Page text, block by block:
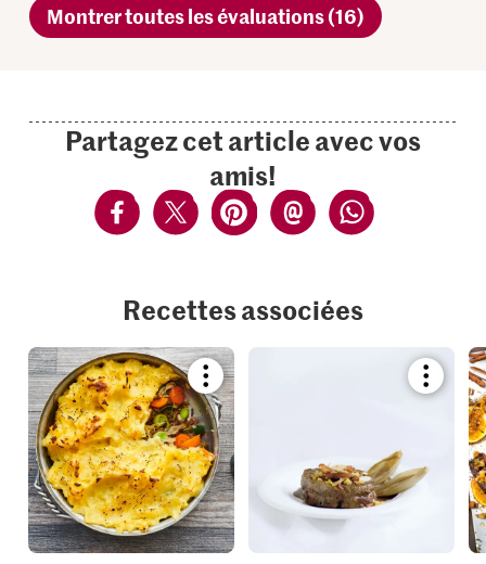
Montrer toutes les évaluations (16)
Partagez cet article avec vos
amis!
Recettes associées
Bookmark
recipe
or
add
it
to
your
collections.
recipe
to
your